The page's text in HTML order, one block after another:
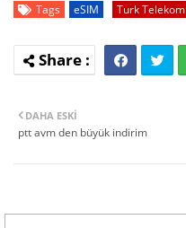
Tags eSIM Turk Telekom
DAHA ESKI
ptt avm den büyük indirim